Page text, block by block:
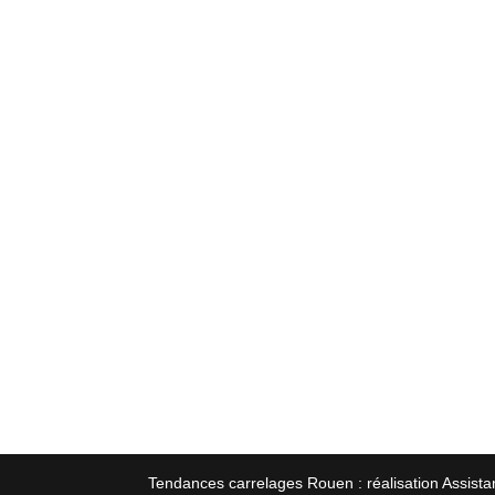
Tendances carrelages Rouen : réalisation